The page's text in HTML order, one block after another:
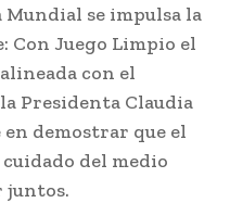
se impulsa la
Con Juego Limpio el
con el
Presidenta Claudia
demostrar que el
del medio
juntos.